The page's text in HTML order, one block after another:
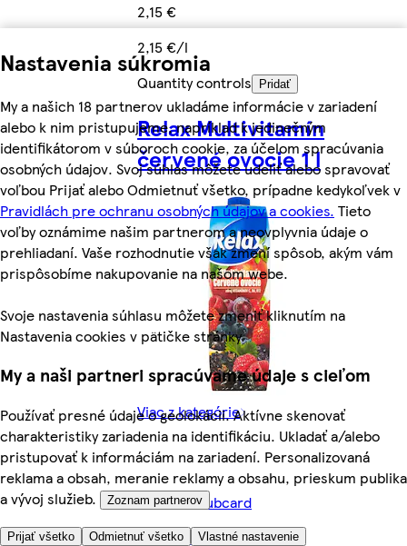
Nastavenia súkromia
My a našich 18 partnerov ukladáme informácie v zariadení
alebo k nim pristupujeme, napríklad k jedinečným
identifikátorom v súboroch cookie, za účelom spracúvania
osobných údajov. Svoj súhlas môžete udeliť alebo spravovať
voľbou Prijať alebo Odmietnuť všetko, prípadne kedykoľvek v
Pravidlách pre ochranu osobných údajov a cookies. Tieto
voľby oznámime našim partnerom a neovplyvnia údaje o
prehliadaní. Vaše rozhodnutie však zmení spôsob, akým vám
prispôsobíme nakupovanie na našom webe.
Svoje nastavenia súhlasu môžete zmeniť kliknutím na
Nastavenia cookies v pätičke stránky.
My a naši partneri spracúvame údaje s cieľom
Používať presné údaje o geolokácii. Aktívne skenovať
charakteristiky zariadenia na identifikáciu. Ukladať a/alebo
pristupovať k informáciám na zariadení. Personalizovaná
reklama a obsah, meranie reklamy a obsahu, prieskum publika
a vývoj služieb.
Zoznam partnerov
Prijať všetko Odmietnuť všetko Vlastné nastavenie
2,15 €
2,15 €/l
Quantity controls
Pridať
Relax Multivitamín
červené ovocie 1 l
Viac z kategórie
1,59 € s Clubcard
(1,59 €/l)